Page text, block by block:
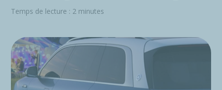
Temps de lecture : 2 minutes